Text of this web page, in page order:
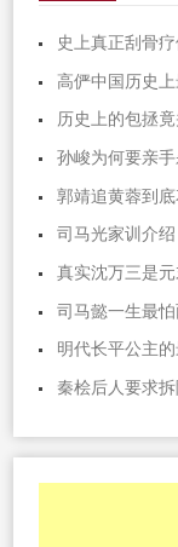
史上真正刮骨
高俨中国历史
历史上的包拯
孙峻为何要亲
郭靖追黄蓉到
司马光家训介绍
真实沈万三是
司马懿一生最
明代长平公主
秦桧后人要求